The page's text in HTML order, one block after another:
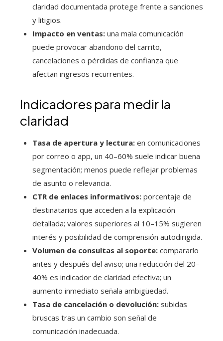
claridad documentada protege frente a sanciones
y litigios.
Impacto en ventas: una mala comunicación
puede provocar abandono del carrito,
cancelaciones o pérdidas de confianza que
afectan ingresos recurrentes.
Indicadores para medir la
claridad
Tasa de apertura y lectura: en comunicaciones
por correo o app, un 40–60% suele indicar buena
segmentación; menos puede reflejar problemas
de asunto o relevancia.
CTR de enlaces informativos: porcentaje de
destinatarios que acceden a la explicación
detallada; valores superiores al 10–15% sugieren
interés y posibilidad de comprensión autodirigida.
Volumen de consultas al soporte: compararlo
antes y después del aviso; una reducción del 20–
40% es indicador de claridad efectiva; un
aumento inmediato señala ambigüedad.
Tasa de cancelación o devolución: subidas
bruscas tras un cambio son señal de
comunicación inadecuada.